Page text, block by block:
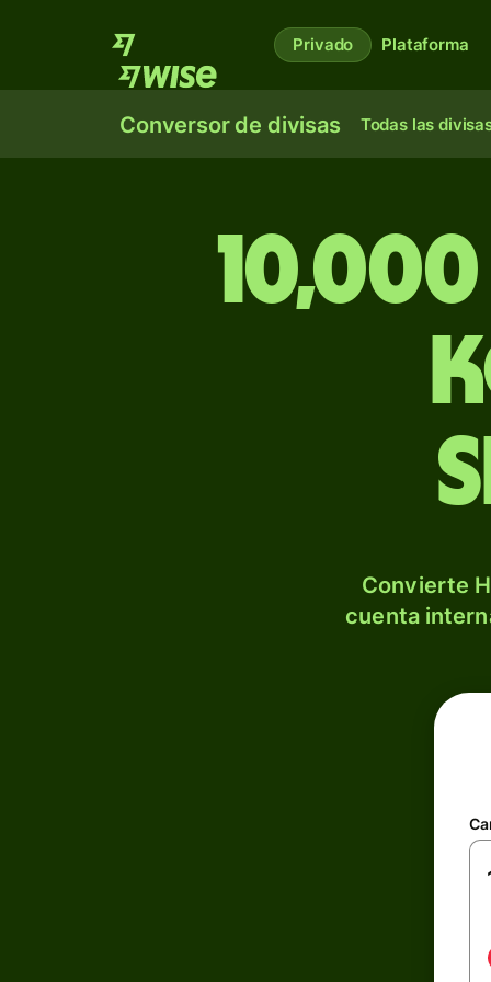
Privado Plataforma
Conversor de divisas Todas las
Convierte
cuenta